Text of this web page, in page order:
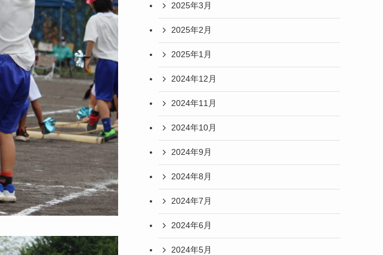
2025年3月
2025年2月
2025年1月
2024年12月
2024年11月
2024年10月
2024年9月
2024年8月
2024年7月
2024年6月
2024年5月